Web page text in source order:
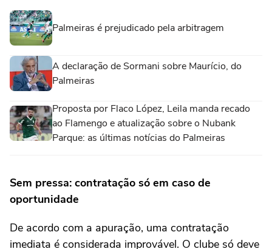
Palmeiras é prejudicado pela arbitragem
A declaração de Sormani sobre Maurício, do
Palmeiras
Proposta por Flaco López, Leila manda recado
ao Flamengo e atualização sobre o Nubank
Parque: as últimas notícias do Palmeiras
Sem pressa: contratação só em caso de
oportunidade
De acordo com a apuração, uma contratação
imediata é considerada improvável. O clube só deve